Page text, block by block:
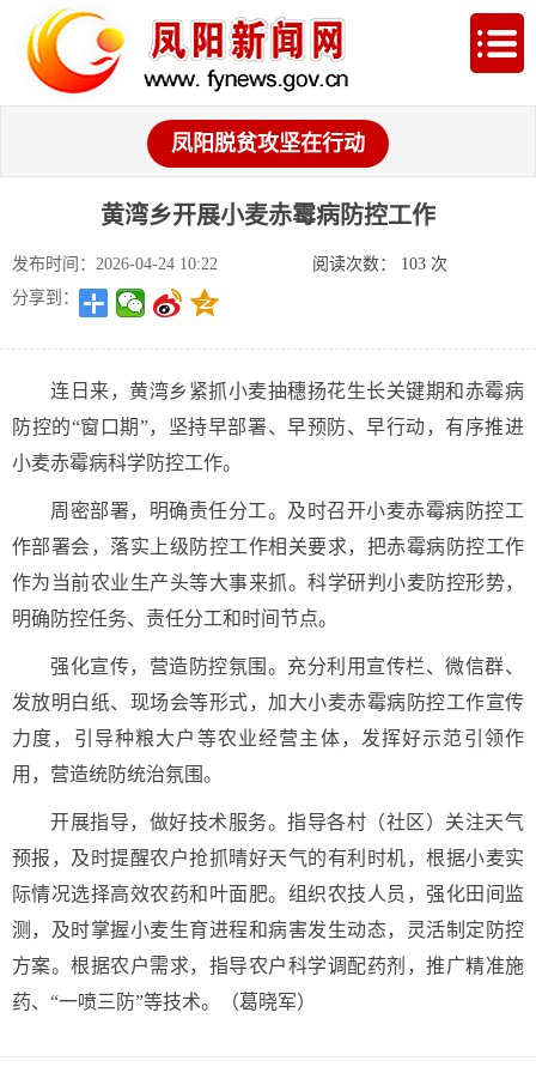
凤阳脱贫攻坚在行动
黄湾乡开展小麦赤霉病防控工作
发布时间：2026-04-24 10:22 阅读次数： 103 次
分享到：
连日来，黄湾乡紧抓小麦抽穗扬花生长关键期和赤霉病
防控的“窗口期”，坚持早部署、早预防、早行动，有序推进
小麦赤霉病科学防控工作。
周密部署，明确责任分工。及时召开小麦赤霉病防控工
作部署会，落实上级防控工作相关要求，把赤霉病防控工作
作为当前农业生产头等大事来抓。科学研判小麦防控形势，
明确防控任务、责任分工和时间节点。
强化宣传，营造防控氛围。充分利用宣传栏、微信群、
发放明白纸、现场会等形式，加大小麦赤霉病防控工作宣传
力度，引导种粮大户等农业经营主体，发挥好示范引领作
用，营造统防统治氛围。
开展指导，做好技术服务。指导各村（社区）关注天气
预报，及时提醒农户抢抓晴好天气的有利时机，根据小麦实
际情况选择高效农药和叶面肥。组织农技人员，强化田间监
测，及时掌握小麦生育进程和病害发生动态，灵活制定防控
方案。根据农户需求，指导农户科学调配药剂，推广精准施
药、“一喷三防”等技术。（葛晓军）